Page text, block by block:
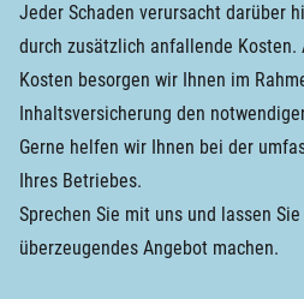
Jeder Schaden verursacht darüber
durch zusätzlich anfallende Kosten.
Kosten besorgen wir Ihnen im
Inhaltsversicherung den
Gerne helfen wir Ihnen bei der
Ihres Betriebes.
Sprechen Sie mit uns und lassen
überzeugendes Angebot machen.